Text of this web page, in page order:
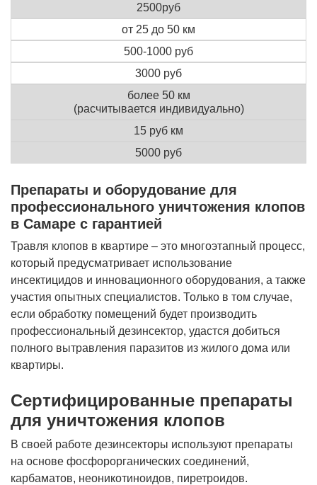
2500руб
от 25 до 50 км
500-1000 руб
3000 руб
более 50 км
(расчитывается индивидуально)
15 руб км
5000 руб
Препараты и оборудование для
профессионального уничтожения клопов
в Самаре с гарантией
Травля клопов в квартире – это многоэтапный процесс,
который предусматривает использование
инсектицидов и инновационного оборудования, а также
участия опытных специалистов. Только в том случае,
если обработку помещений будет производить
профессиональный дезинсектор, удастся добиться
полного вытравления паразитов из жилого дома или
квартиры.
Сертифицированные препараты
для уничтожения клопов
В своей работе дезинсекторы используют препараты
на основе фосфорорганических соединений,
карбаматов, неоникотиноидов, пиретроидов.